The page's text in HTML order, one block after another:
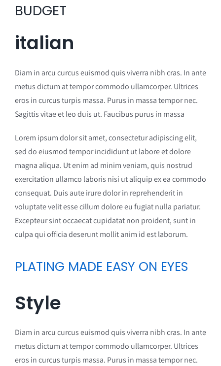
BUDGET
italian
Diam in arcu curcus euismod quis viverra nibh cras. In ante
metus dictum at tempor commodo ullamcorper. Ultrices
eros in curcus turpis massa. Purus in massa tempor nec.
Sagittis vitae et leo duis ut. Faucibus purus in massa
Lorem ipsum dolor sit amet, consectetur adipiscing elit,
sed do eiusmod tempor incididunt ut labore et dolore
magna aliqua. Ut enim ad minim veniam, quis nostrud
exercitation ullamco laboris nisi ut aliquip ex ea commodo
consequat. Duis aute irure dolor in reprehenderit in
voluptate velit esse cillum dolore eu fugiat nulla pariatur.
Excepteur sint occaecat cupidatat non proident, sunt in
culpa qui officia deserunt mollit anim id est laborum.
PLATING MADE EASY ON EYES
Style
Diam in arcu curcus euismod quis viverra nibh cras. In ante
metus dictum at tempor commodo ullamcorper. Ultrices
eros in curcus turpis massa. Purus in massa tempor nec.